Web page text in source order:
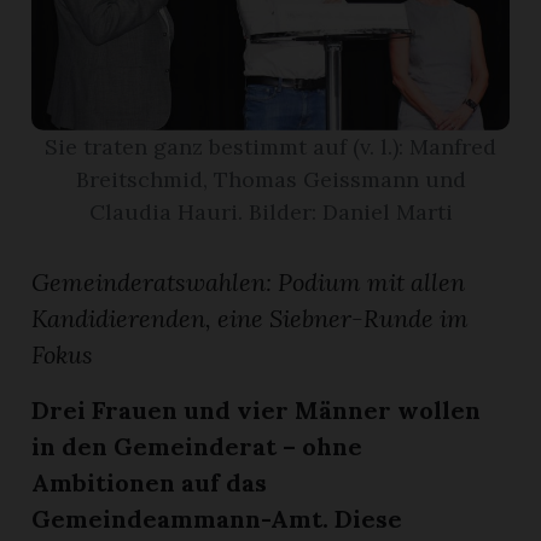
Gemeinderatswahlen: Podium mit allen
Kandidierenden, eine Siebner-Runde im
Fokus
Drei Frauen und vier Männer wollen
in den Gemeinderat – ohne
Ambitionen auf das
Gemeindeammann-Amt. Diese